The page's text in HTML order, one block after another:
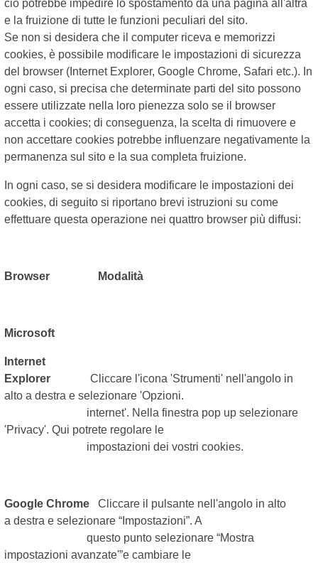
ciò potrebbe impedire lo spostamento da una pagina all'altra
e la fruizione di tutte le funzioni peculiari del sito.
Se non si desidera che il computer riceva e memorizzi
cookies, è possibile modificare le impostazioni di sicurezza
del browser (Internet Explorer, Google Chrome, Safari etc.). In
ogni caso, si precisa che determinate parti del sito possono
essere utilizzate nella loro pienezza solo se il browser
accetta i cookies; di conseguenza, la scelta di rimuovere e
non accettare cookies potrebbe influenzare negativamente la
permanenza sul sito e la sua completa fruizione.
In ogni caso, se si desidera modificare le impostazioni dei
cookies, di seguito si riportano brevi istruzioni su come
effettuare questa operazione nei quattro browser più diffusi:
Browser Modalità
Microsoft
Internet
Explorer
Cliccare l'icona 'Strumenti' nell'angolo in
alto a destra e selezionare 'Opzioni.
internet'. Nella finestra pop up selezionare
'Privacy'. Qui potrete regolare le
impostazioni dei vostri cookies.
Google Chrome
Cliccare il pulsante nell'angolo in alto
a destra e selezionare “Impostazioni”. A
questo punto selezionare “Mostra
impostazioni avanzate'”e cambiare le